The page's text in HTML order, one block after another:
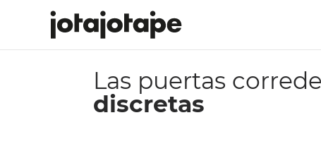
Las puertas
discretas